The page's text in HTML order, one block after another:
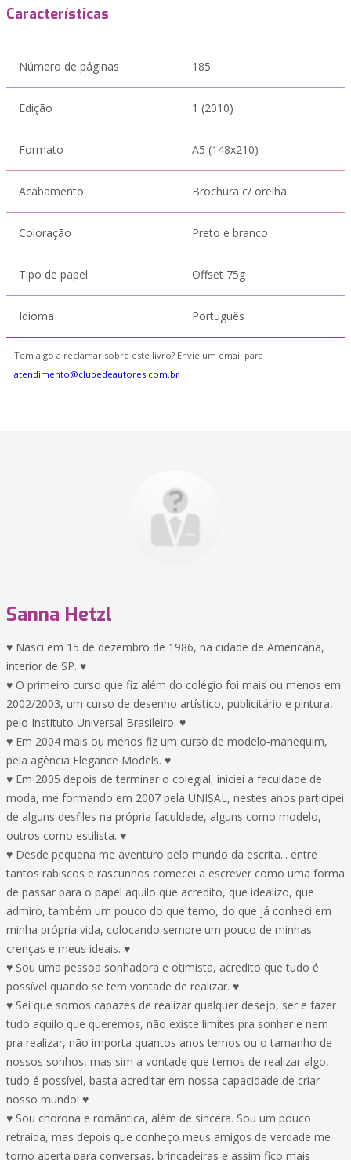
Características
Número de páginas 185
Edição 1 (2010)
Formato A5 (148x210)
Acabamento Brochura c/ orelha
Coloração Preto e branco
Tipo de papel Offset 75g
Idioma Português
Tem algo a reclamar sobre este livro? Envie um email para
atendimento@clubedeautores.com.br
Sanna Hetzl
♥ Nasci em 15 de dezembro de 1986, na cidade de Americana,
interior de SP. ♥
♥ O primeiro curso que fiz além do colégio foi mais ou menos em
2002/2003, um curso de desenho artístico, publicitário e pintura,
pelo Instituto Universal Brasileiro. ♥
♥ Em 2004 mais ou menos fiz um curso de modelo-manequim,
pela agência Elegance Models. ♥
♥ Em 2005 depois de terminar o colegial, iniciei a faculdade de
moda, me formando em 2007 pela UNISAL, nestes anos participei
de alguns desfiles na própria faculdade, alguns como modelo,
outros como estilista. ♥
♥ Desde pequena me aventuro pelo mundo da escrita... entre
tantos rabiscos e rascunhos comecei a escrever como uma forma
de passar para o papel aquilo que acredito, que idealizo, que
admiro, também um pouco do que temo, do que já conheci em
minha própria vida, colocando sempre um pouco de minhas
crenças e meus ideais. ♥
♥ Sou uma pessoa sonhadora e otimista, acredito que tudo é
possível quando se tem vontade de realizar. ♥
♥ Sei que somos capazes de realizar qualquer desejo, ser e fazer
tudo aquilo que queremos, não existe limites pra sonhar e nem
pra realizar, não importa quantos anos temos ou o tamanho de
nossos sonhos, mas sim a vontade que temos de realizar algo,
tudo é possível, basta acreditar em nossa capacidade de criar
nosso mundo! ♥
♥ Sou chorona e romântica, além de sincera. Sou um pouco
retraída, mas depois que conheço meus amigos de verdade me
torno aberta para conversas, brincadeiras e assim fico mais